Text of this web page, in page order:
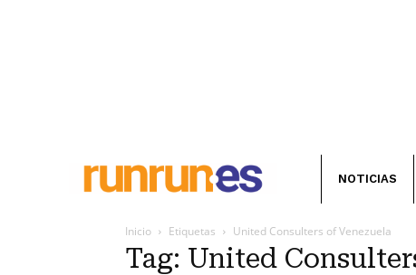
NOTICIAS
Inicio Etiquetas United Consulters of Venezuela
Tag: United